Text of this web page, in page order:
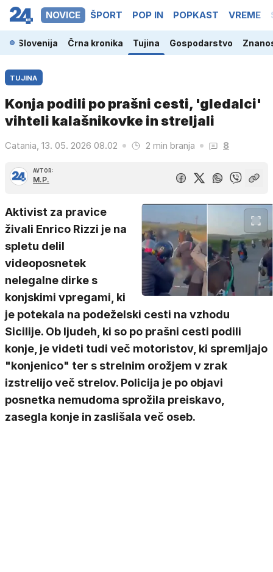
NOVICE ŠPORT POP IN POPKAST VREME
Slovenija Črna kronika Tujina Gospodarstvo
TUJINA
Konja podili po prašni cesti, 'gledalci'
vihteli kalašnikovke in streljali
Catania, 13. 05. 2026 08.02 2 min branja 8
AVTOR:
M.P.
Aktivist za pravice
živali Enrico Rizzi je na
spletu delil
videoposnetek
nelegalne dirke s
konjskimi vpregami, ki
je potekala na podeželski cesti na vzhodu
Sicilije. Ob ljudeh, ki so po prašni cesti podili
konje, je videti tudi več motoristov, ki spremljajo
"konjenico" ter s strelnim orožjem v zrak
izstrelijo več strelov. Policija je po objavi
posnetka nemudoma sprožila preiskavo,
zasegla konje in zaslišala več oseb.